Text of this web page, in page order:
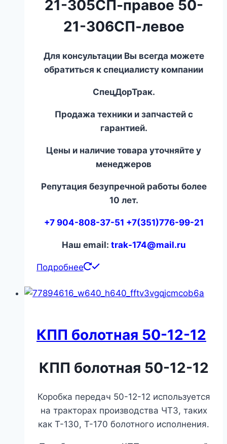
21-305СП-правое 50-
21-306СП-левое
Для консультации Вы всегда можете
обратиться к специалисту компании
СпецДорТрак.
Продажа техники и запчастей с
гарантией.
Цены и наличие товара уточняйте у
менеджеров
Репутация безупречной работы более
10 лет.
+7 904-808-37-51 +7(351)776-99-21
Наш email: trak-174@mail.ru
Подробнее
КПП болотная 50-12-12
КПП болотная 50-12-12
Коробка передач 50-12-12 используется
на тракторах производства ЧТЗ, таких
как Т-130, Т-170 болотного исполнения.